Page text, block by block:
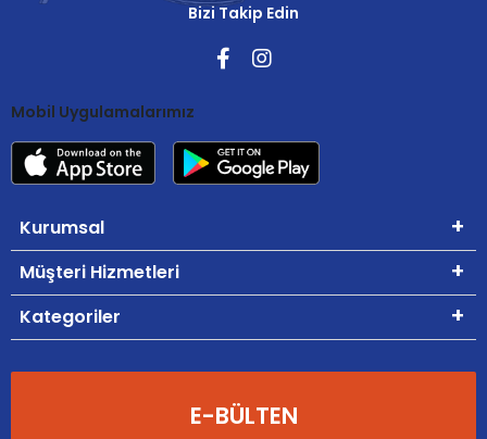
Bizi Takip Edin
Mobil Uygulamalarımız
Kurumsal
Müşteri Hizmetleri
Kategoriler
E-BÜLTEN